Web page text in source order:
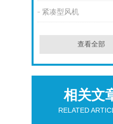
紧凑型风机
查看全部
相关文
RELATED